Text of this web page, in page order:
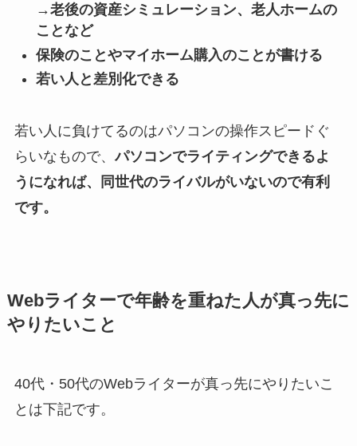
→老後の資産シミュレーション、老人ホームの
ことなど
保険のことやマイホーム購入のことが書ける
若い人と差別化できる
若い人に負けてるのはパソコンの操作スピードぐ
らいなもので、パソコンでライティングできるよ
うになれば、同世代のライバルがいないので有利
です。
Webライターで年齢を重ねた人が真っ先に
やりたいこと
40代・50代のWebライターが真っ先にやりたいこ
とは下記です。